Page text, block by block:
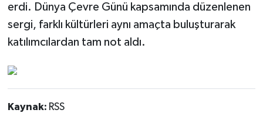
erdi. Dünya Çevre Günü kapsamında düzenlenen
sergi, farklı kültürleri aynı amaçta buluşturarak
katılımcılardan tam not aldı.
Kaynak: RSS